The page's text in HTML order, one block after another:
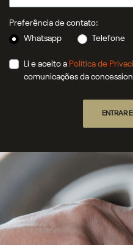
Preferência de contato:
Whatsapp
Telefone
Li e aceito a Política de
comunicações da
ENTRAR